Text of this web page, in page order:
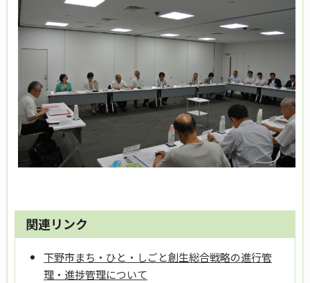
関連リンク
下野市まち・ひと・しごと創生総合戦略の進行管
理・進捗管理について